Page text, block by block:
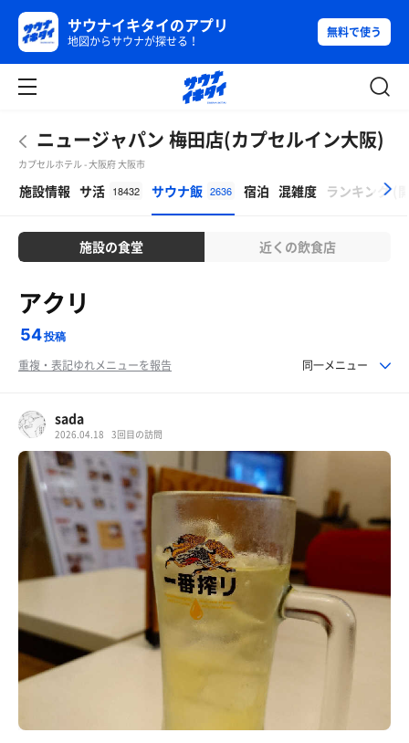
サウナイキタイのアプリ
地図からサウナが探せる！
無料で使う
ニュージャパン 梅田店(カプセルイン大阪)
カプセルホテル - 大阪府 大阪市
施設情報 サ活 18432 サウナ飯 2636 宿泊 混雑度 ランキング
施設の食堂 近くの飲食店
アクリ
54投稿
重複・表記ゆれメニューを報告 同一メニュー
sada
2026.04.18 3回目の訪問